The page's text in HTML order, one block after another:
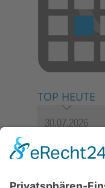
TOP HEUTE
30.07.2026
06.08.2026